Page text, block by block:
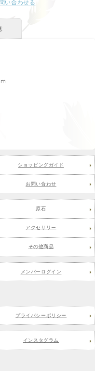
い合わせる
ショッピングガイド
お問い合わせ
原石
アクセサリー
その他商品
メンバーログイン
プライバシーポリシー
インスタグラム